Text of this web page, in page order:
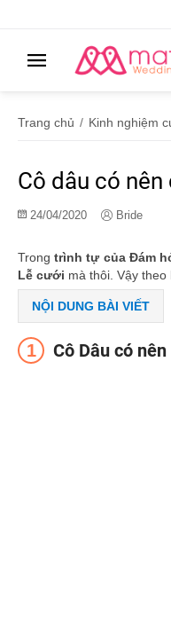
Trang chủ / Kinh nghiệm
Cô dâu có
24/04/2020 Bride
Trongtrình tự của Đám
Lễ cưới mà thôi. Vậy
NỘI DUNG BÀI VIẾT
Cô Dâu có